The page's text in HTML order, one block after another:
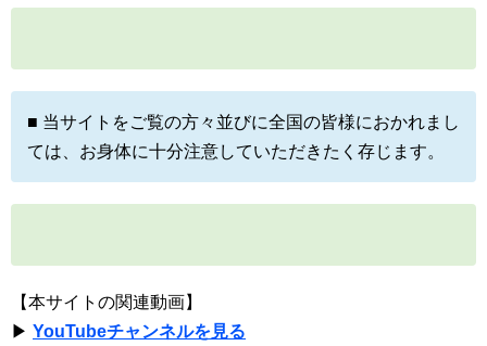
■ 当サイトをご覧の方々並びに全国の皆様におかれまし
ては、お身体に十分注意していただきたく存じます。
【本サイトの関連動画】
▶ YouTubeチャンネルを見る